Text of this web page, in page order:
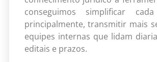
conseguimos simplificar
principalmente, transmitir mais
equipes internas que lidam
editais e prazos.